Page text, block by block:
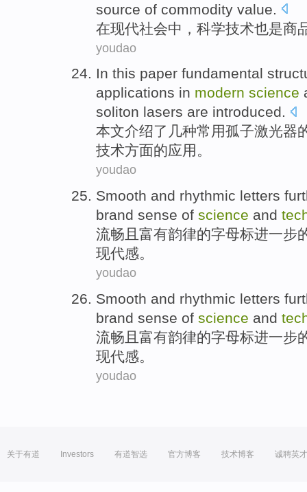
source of commodity value
在现代社会中， 科学技术也是商
youdao
In this paper fundamental
applications in modern science
soliton lasers are introduced.
本文介绍了 几种常用孤子激光器
技术方面的应用 。
youdao
Smooth and rhythmic letters
brand sense of science and
流畅 且 富有韵律的字母标进一步
现代感。
youdao
Smooth and rhythmic letters
brand sense of science and
流畅 且 富有韵律的字母标进一步
现代感。
youdao
关于有道 Investors 有道智选 官方博客 技术博客 诚聘英才